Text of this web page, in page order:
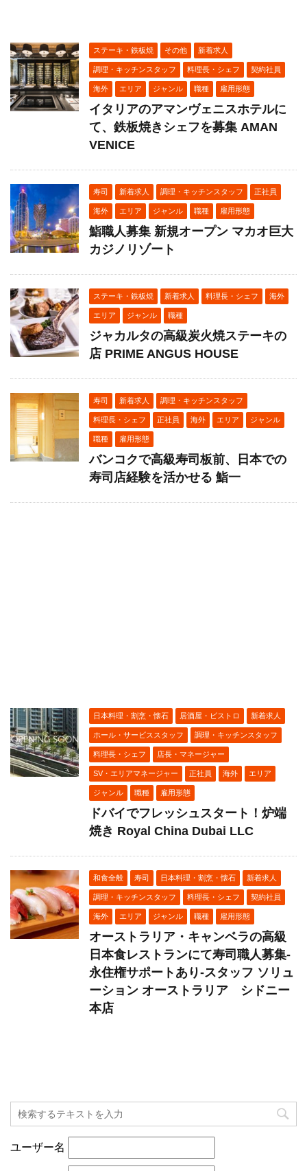
ステーキ・鉄板焼 その他 新着求人
調理・キッチンスタッフ 料理長・シェフ 契約社員
海外 エリア ジャンル 職種 雇用形態
イタリアのアマンヴェニスホテルに
て、鉄板焼きシェフを募集 AMAN
VENICE
寿司 新着求人 調理・キッチンスタッフ 正社員
海外 エリア ジャンル 職種 雇用形態
鮨職人募集 新規オープン マカオ巨大
カジノリゾート
ステーキ・鉄板焼 新着求人 料理長・シェフ 海外
エリア ジャンル 職種
ジャカルタの高級炭火焼ステーキの
店 PRIME ANGUS HOUSE
寿司 新着求人 調理・キッチンスタッフ
料理長・シェフ 正社員 海外 エリア ジャンル
職種 雇用形態
バンコクで高級寿司板前、日本での
寿司店経験を活かせる 鮨一
日本料理・割烹・懐石 居酒屋・ビストロ 新着求人
ホール・サービススタッフ 調理・キッチンスタッフ
料理長・シェフ 店長・マネージャー
SV・エリアマネージャー 正社員 海外 エリア
ジャンル 職種 雇用形態
ドバイでフレッシュスタート！炉端
焼き Royal China Dubai LLC
和食全般 寿司 日本料理・割烹・懐石 新着求人
調理・キッチンスタッフ 料理長・シェフ 契約社員
海外 エリア ジャンル 職種 雇用形態
オーストラリア・キャンベラの高級
日本食レストランにて寿司職人募集-
永住権サポートあり-スタッフ ソリュ
ーション オーストラリア シドニー
本店
ユーザー名